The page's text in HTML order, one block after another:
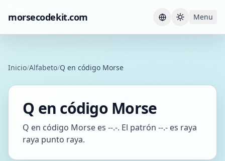
morsecodekit.com Current
Menu
Inicio/Alfabeto/Q en código Morse
Q en código Morse
Q en código Morse es --.-. El patrón --.- es raya
raya punto raya.